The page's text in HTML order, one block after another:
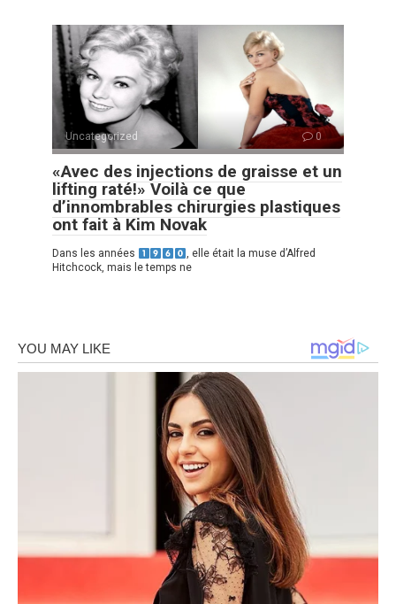
Uncategorized 0
«Avec des injections de graisse et un
lifting raté!» Voilà ce que
d’innombrables chirurgies plastiques
ont fait à Kim Novak
Dans les années
, elle était la muse d’Alfred
Hitchcock, mais le temps ne